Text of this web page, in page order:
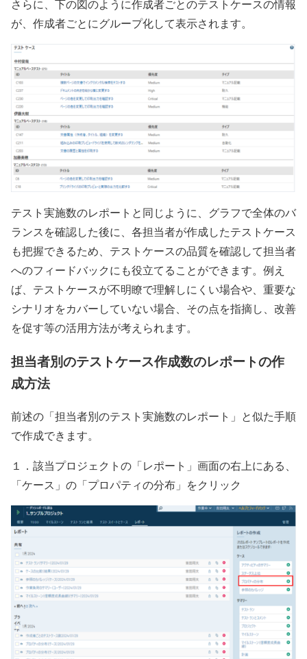
さらに、下の図のように作成者ごとのテストケースの情報
が、作成者ごとにグループ化して表示されます。
テスト実施数のレポートと同じように、グラフで全体のバ
ランスを確認した後に、各担当者が作成したテストケース
も把握できるため、テストケースの品質を確認して担当者
へのフィードバックにも役立てることができます。例え
ば、テストケースが不明瞭で理解しにくい場合や、重要な
シナリオをカバーしていない場合、その点を指摘し、改善
を促す等の活用方法が考えられます。
担当者別のテストケース作成数のレポートの作
成方法
前述の「担当者別のテスト実施数のレポート」と似た手順
で作成できます。
１．該当プロジェクトの「レポート」画面の右上にある、
「ケース」の「プロパティの分布」をクリック